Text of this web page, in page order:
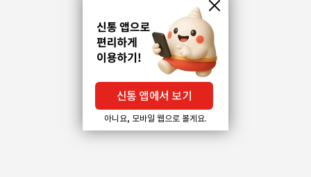
신통 앱에서 보기
아니요, 모바일 웹으로 볼게요.